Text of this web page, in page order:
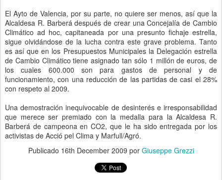
El Ayto de Valencia, por su parte, no quiere ser menos, así que la
Alcaldesa R. Barberá después de crear una Concejalía de Cambio
Climático ad hoc, capitaneada por una presunto fichaje estrella,
sigue olvidándose de la lucha contra este grave problema. Tanto
es así que en los Presupuestos Municipales la Delegación estrella
de Cambio Climático tiene asignado tan sólo 1 millón de euros, de
los cuales 600.000 son para gastos de personal y de
funcionamiento, con una reducción de las partidas de casi el 28%
con respeto al 2009.
Una demostración inequivocable de desinterés e irresponsabilidad
que merece ser premiado con la medalla para la Alcaldesa R.
Barberá de campeona en CO2, que le ha sido entregada por los
activistas de Acció pel Clima y Marfull/Agró.
Publicado 16th December 2009 por Giuseppe Grezzi